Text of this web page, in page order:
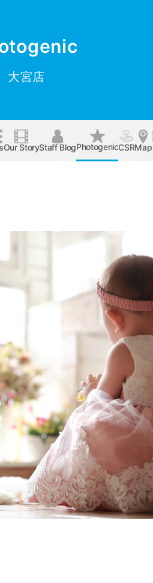
大宮店
Our StoryStaff BlogPhotogenicCSRMap